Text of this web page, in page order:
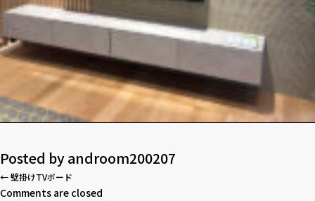
Posted byandroom200207
←壁掛けTVボード
Comments are closed